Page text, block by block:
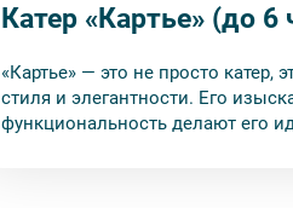
Катер «Картье» (до 6
«Картье» — это не просто катер,
стиля и элегантности. Его
функциональность делают его